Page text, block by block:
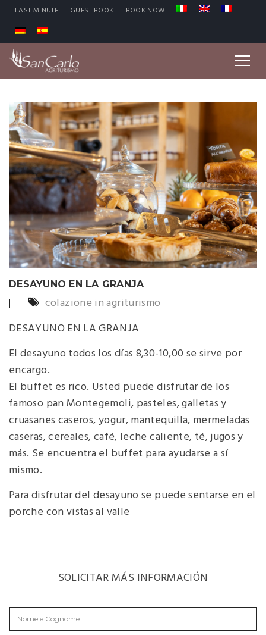
LAST MINUTE GUEST BOOK BOOK NOW
DESAYUNO EN LA GRANJA
colazione in agriturismo
DESAYUNO EN LA GRANJA
El desayuno todos los días 8,30-10,00 se sirve por
encargo.
El buffet es rico. Usted puede disfrutar de los
famoso pan Montegemoli, pasteles, galletas y
cruasanes caseros, yogur, mantequilla, mermeladas
caseras, cereales, café, lechecaliente, té, jugos y
más. Se encuentra el buffet para ayudarse a sí
mismo.
Para disfrutardel desayuno se puedesentarse en el
porche con vistas al valle
SOLICITAR MÁS INFORMACIÓN